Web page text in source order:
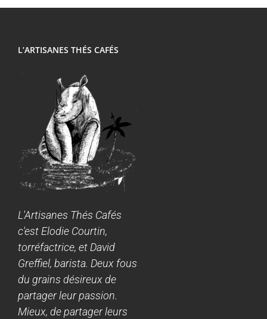
L’ARTISANES THÉS CAFÉS
L'Artisanes Thés Cafés
c'est Elodie Courtin,
torréfactrice, et David
Greffiel, barista. Deux fous
du grains désireux de
partager leur passion.
Mieux, de partager leurs